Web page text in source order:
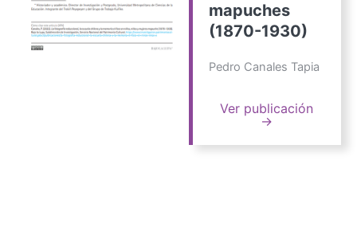
mapuches
(1870-1930)
Pedro Canales Tapia
Ver publicación
→